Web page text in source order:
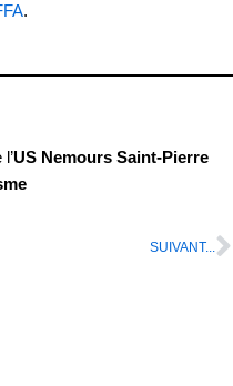
.
US Nemours Saint-Pierre
SUIVANT...